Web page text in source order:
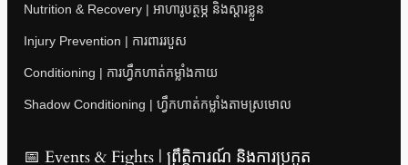
Nutrition & Recovery | អាហារូបត្ថម្ភ និងស្តារខ្លួន
Injury Prevention | ការពាររបួស
Conditioning | ការហ្វឹកហាត់កម្លាំងកាយ
Shadow Conditioning | ហ្វឹកហាត់កម្លាំងតាមស្រមោល
📅 Events & Fights | ព្រឹត្តិការណ៍ និងការប្រកួត